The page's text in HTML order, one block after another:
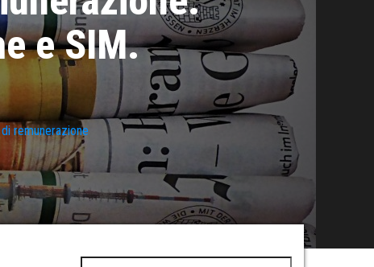
e SIM.
remunerazione